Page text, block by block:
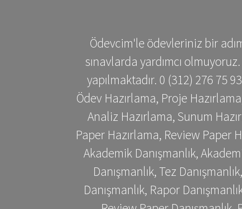
Ödevcim'le ödevleriniz bir
sınavlarda yardımcı
yapılmaktadır. 0 (312) 276 75
Ödev Hazırlama, Proje
Analiz Hazırlama, Sunum
Paper Hazırlama, Review Paper
Akademik Danışmanlık,
Danışmanlık, Tez
Danışmanlık, Rapor